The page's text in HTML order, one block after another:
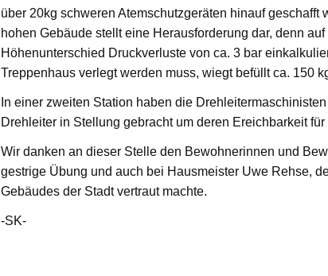
über 20kg schweren Atemschutzgeräten hinauf
hohen Gebäude stellt eine Herausforderung dar, denn
Höhenunterschied Druckverluste von ca. 3 bar
Treppenhaus verlegt werden muss, wiegt befüllt ca. 150
In einer zweiten Station haben die
Drehleiter in Stellung gebracht um deren Ereichbarkeit
Wir danken an dieser Stelle den Bewohnerinnen und
gestrige Übung und auch bei Hausmeister Uwe Rehse,
Gebäudes der Stadt vertraut machte.
-SK-